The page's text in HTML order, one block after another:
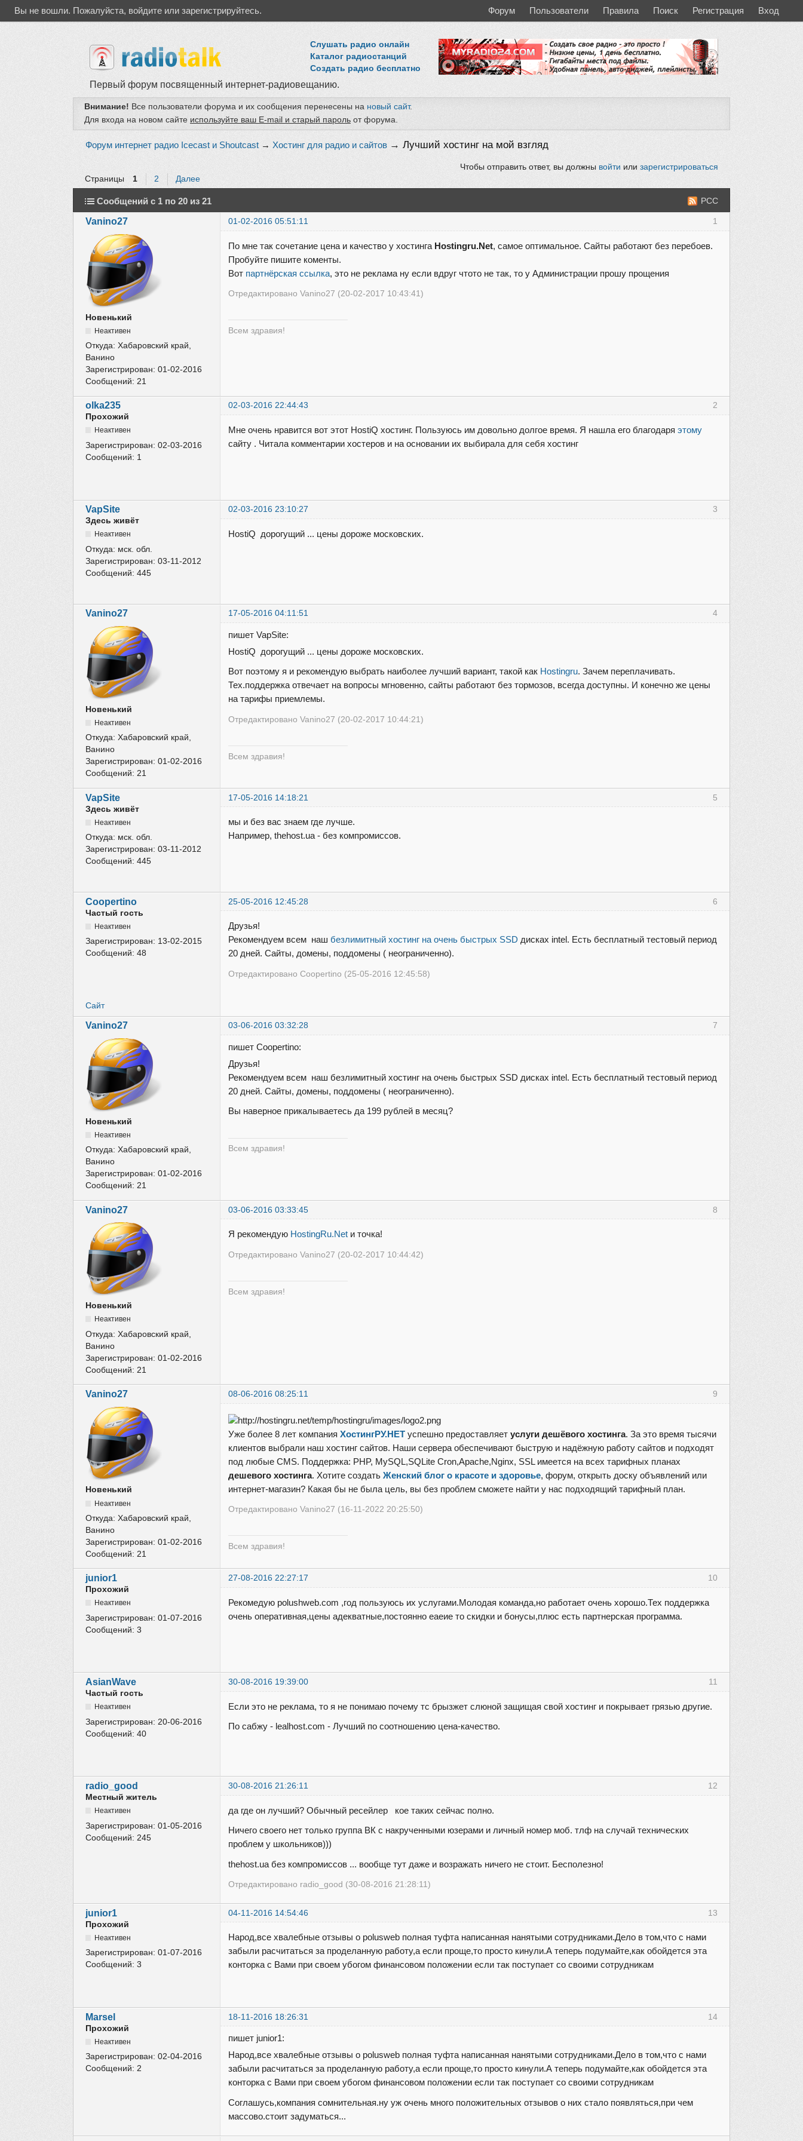
Вы не вошли. Пожалуйста, войдите или зарегистрируйтесь. Форум Пользователи Правила Поиск Регистрация Вход
Слушать радио онлайн
Каталог радиостанций
Создать радио бесплатно
Первый форум посвященный интернет-радиовещанию.
Внимание! Все пользователи форума и их сообщения перенесены на новый сайт.
Для входа на новом сайте используйте ваш E-mail и старый пароль от форума.
Форум интернет радио Icecast и Shoutcast → Хостинг для радио и сайтов → Лучший хостинг на мой взгляд
Страницы 1 2 Далее
Чтобы отправить ответ, вы должны войти или зарегистрироваться
РСС
Сообщений с 1 по 20 из 21
1
Vanino27 01-02-2016 05:51:11
Новенький
Неактивен
Откуда:Хабаровский край,
Ванино
Зарегистрирован:01-02-2016
Сообщений: 21
По мне так сочетание цена и качество у хостинга Hostingru.Net, самое оптимальное. Сайты работают без перебоев.
Пробуйте пишите коменты.
Вот партнёрская ссылка, это не реклама ну если вдруг чтото не так, то у Администрации прошу прощения
Отредактировано Vanino27 (20-02-2017 10:43:41)
Всем здравия!
2
olka235
02-03-2016 22:44:43
Прохожий
Неактивен
Зарегистрирован:02-03-2016
Сообщений: 1
Мне очень нравится вот этот HostiQ хостинг. Пользуюсь им довольно долгое время. Я нашла его благодаряэтому
сайту . Читала комментарии хостеров и на основании их выбирала для себя хостинг
3
VapSite
02-03-2016 23:10:27
Здесь живёт
Неактивен
Откуда: мск. обл.
Зарегистрирован:03-11-2012
Сообщений:445
HostiQ дорогущий ... цены дороже московских.
4
Vanino27 17-05-2016 04:11:51
Новенький
Неактивен
Откуда:Хабаровский край,
Ванино
Зарегистрирован:01-02-2016
Сообщений:21
пишет VapSite:
HostiQ дорогущий ... цены дороже московских.
Вот поэтому я и рекомендую выбрать наиболее лучший вариант, такой как Hostingru. Зачем переплачивать.
Тех.поддержка отвечает на вопросы мгновенно, сайты работают без тормозов, всегда доступны. И конечно же цены
на тарифы приемлемы.
Отредактировано Vanino27 (20-02-2017 10:44:21)
Всем здравия!
5
VapSite
17-05-2016 14:18:21
Здесь живёт
Неактивен
Откуда: мск. обл.
Зарегистрирован:03-11-2012
Сообщений:445
мы и без вас знаем где лучше.
Например, thehost.ua - без компромиссов.
6
Coopertino
25-05-2016 12:45:28
Частый гость
Неактивен
Зарегистрирован: 13-02-2015
Сообщений:48
Друзья!
Рекомендуем всем нашбезлимитный хостинг на очень быстрых SSD дисках intel. Есть бесплатный тестовый период
20 дней. Сайты, домены, поддомены ( неограниченно).
Отредактировано Coopertino (25-05-2016 12:45:58)
Сайт
7
Vanino27 03-06-2016 03:32:28
Новенький
Неактивен
Откуда:Хабаровский край,
Ванино
Зарегистрирован:01-02-2016
Сообщений:21
пишет Coopertino:
Друзья!
Рекомендуем всем наш безлимитный хостинг на очень быстрых SSD дисках intel. Есть бесплатный тестовый период
20 дней. Сайты, домены, поддомены ( неограниченно).
Вы наверное прикалываетесь да 199 рублей в месяц?
Всем здравия!
8
Vanino27 03-06-2016 03:33:45
Новенький
Неактивен
Откуда:Хабаровский край,
Ванино
Зарегистрирован:01-02-2016
Сообщений: 21
Я рекомендую HostingRu.Net и точка!
Отредактировано Vanino27 (20-02-2017 10:44:42)
Всем здравия!
9
Vanino27 08-06-2016 08:25:11
Новенький
Неактивен
Откуда:Хабаровский край,
Ванино
Зарегистрирован:01-02-2016
Сообщений: 21
Уже более 8 лет компанияХостингРУ.НЕТ успешно предоставляетуслуги дешёвого хостинга. За это время тысячи
клиентов выбрали наш хостинг сайтов. Наши сервера обеспечивают быструю и надёжную работу сайтов и подходят
под любые CMS. Поддержка: PHP, MySQL,SQLite Cron,Apache,Nginx, SSL имеется на всех тарифных планах
дешевого хостинга. Хотите создатьЖенский блог о красоте и здоровье, форум, открыть доску объявлений или
интернет-магазин? Какая бы не была цель, вы без проблем сможете найти у нас подходящий тарифный план.
Отредактировано Vanino27 (16-11-2022 20:25:50)
Всем здравия!
10
junior1
27-08-2016 22:27:17
Прохожий
Неактивен
Зарегистрирован:01-07-2016
Сообщений:3
Рекомедую polushweb.com ,год пользуюсь их услугами.Молодая команда,но работает очень хорошо.Тех поддержка
очень оперативная,цены адекватные,постоянно еаеие то скидки и бонусы,плюс есть партнерская программа.
11
AsianWave
30-08-2016 19:39:00
Частый гость
Неактивен
Зарегистрирован: 20-06-2016
Сообщений:40
Если это не реклама, то я не понимаю почему тс брызжет слюной защищая свой хостинг и покрывает грязью другие.
По сабжу - lealhost.com - Лучший по соотношению цена-качество.
12
radio_good
30-08-2016 21:26:11
Местный житель
Неактивен
Зарегистрирован:01-05-2016
Сообщений: 245
да где он лучший? Обычный ресейлер кое таких сейчас полно.
Ничего своего нет только группа ВК с накрученными юзерами и личный номер моб. тлф на случай технических
проблем у школьников)))
thehost.ua без компромиссов ... вообще тут даже и возражать ничего не стоит. Бесполезно!
Отредактировано radio_good (30-08-2016 21:28:11)
13
junior1
04-11-2016 14:54:46
Прохожий
Неактивен
Зарегистрирован:01-07-2016
Сообщений:3
Народ,все хвалебные отзывы о polusweb полная туфта написанная нанятыми сотрудниками.Дело в том,что с нами
забыли расчитаться за проделанную работу,а если проще,то просто кинули.А теперь подумайте,как обойдется эта
конторка с Вами при своем убогом финансовом положении если так поступает со своими сотрудникам
14
Marsel
18-11-2016 18:26:31
Прохожий
Неактивен
Зарегистрирован:02-04-2016
Сообщений: 2
пишет junior1:
Народ,все хвалебные отзывы о polusweb полная туфта написанная нанятыми сотрудниками.Дело в том,что с нами
забыли расчитаться за проделанную работу,а если проще,то просто кинули.А теперь подумайте,как обойдется эта
конторка с Вами при своем убогом финансовом положении если так поступает со своими сотрудникам
Соглашусь,компания сомнительная.ну уж очень много положительных отзывов о них стало появляться,при чем
массово.стоит задуматься...